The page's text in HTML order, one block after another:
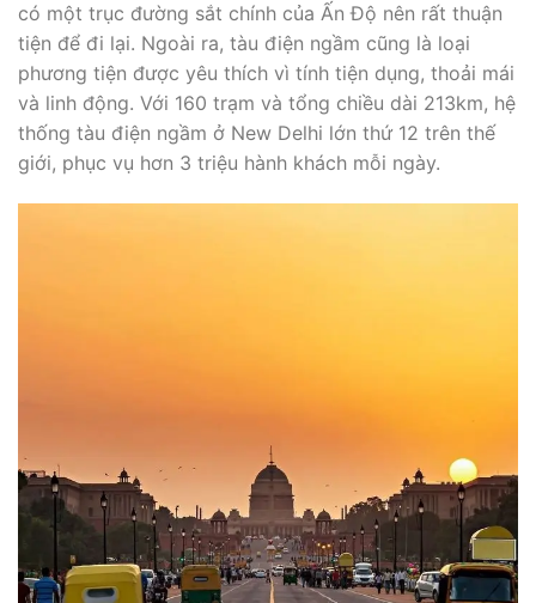
có một trục đường sắt chính của Ấn Độ nên rất thuận
tiện để đi lại. Ngoài ra, tàu điện ngầm cũng là loại
phương tiện được yêu thích vì tính tiện dụng, thoải mái
và linh động. Với 160 trạm và tổng chiều dài 213km, hệ
thống tàu điện ngầm ở New Delhi lớn thứ 12 trên thế
giới, phục vụ hơn 3 triệu hành khách mỗi ngày.